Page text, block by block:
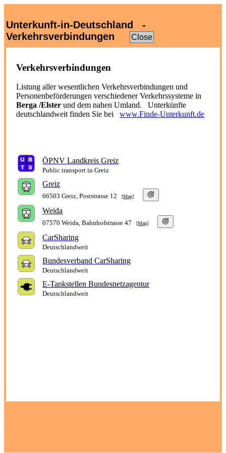
Unterkunft-in-Deutschland -
Verkehrsverbindungen
Close
Verkehrsverbindungen
Listung aller wesentlichen Verkehrsverbindungen und
Personenbeförderungen verschiedener Verkehrssysteme in
Berga /Elster und dem nahen Umland. Unterkünfte
deutschlandweit finden Sie beiwww.Finde-Unterkunft.de
ÖPNV Landkreis Greiz
Public transport in Greiz
Greiz
66503 Greiz, Poststrasse 12[Map]
Weida
07570 Weida, Bahnhofstrasse 47[Map]
CarSharing
Deutschlandweit
Bundesverband CarSharing
Deutschlandweit
E-Tankstellen Bundesnetzagentur
Deutschlandweit